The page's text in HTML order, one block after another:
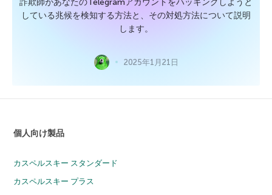
している兆候を検知する方法と、その対処方法について説明
します。
2025年1月21日
個人向け製品
カスペルスキー スタンダード
カスペルスキー プラス